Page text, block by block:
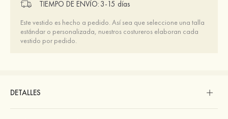
TIEMPO DE ENVÍO: 3-15 días
Este vestido es hecho a pedido. Así sea que seleccione una talla
estándar o personalizada, nuestros costureros elaboran cada
vestido por pedido.
DETALLES